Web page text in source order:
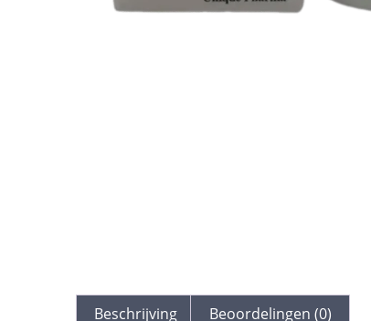
Beschrijving Beoordelingen (0)